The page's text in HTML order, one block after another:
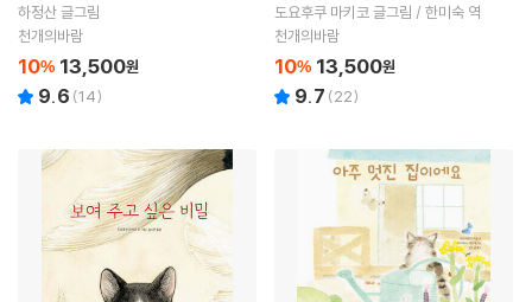
하정산 글그림
천개의바람
10% 13,500원
9.6 (14)
도요후쿠 마키코 글그림 / 한미숙 역
천개의바람
10% 13,500원
9.7 (22)